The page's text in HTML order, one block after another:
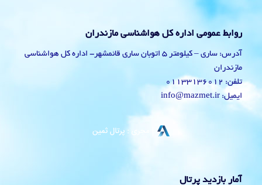
روابط عمومی اداره کل هواشناسی مازندران
آدرس: ساری – کیلومتر 5 اتوبان ساری قائمشهر- اداره کل هواشناسی
مازندران
تلفن: 01133136012
ایمیل: info@mazmet.ir
آمار بازدید پرتال